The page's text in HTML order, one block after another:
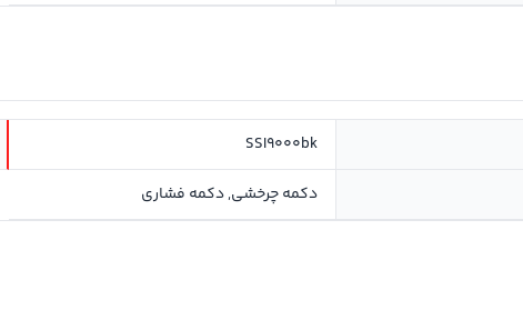
SSI9000bk
دکمه چرخشی, دکمه فشاری